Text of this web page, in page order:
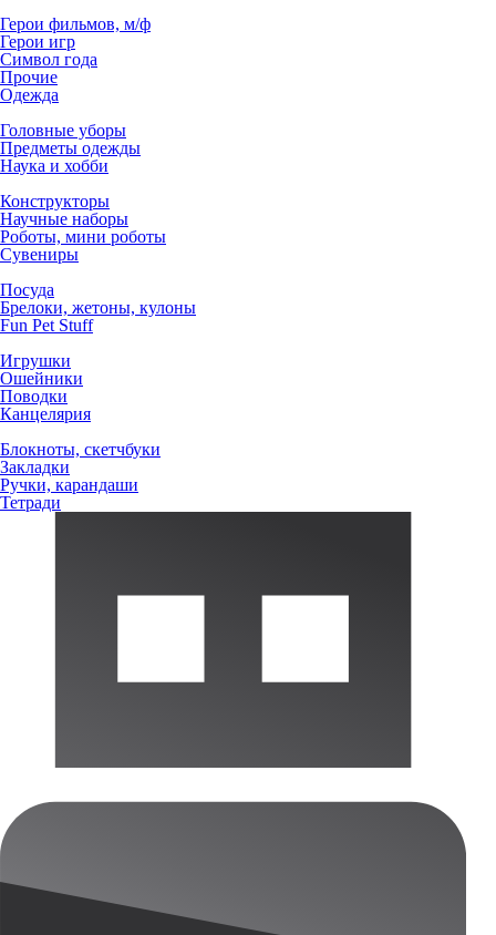
Герои фильмов, м/ф
Герои игр
Символ года
Прочие
Одежда
Головные уборы
Предметы одежды
Наука и хобби
Конструкторы
Научные наборы
Роботы, мини роботы
Сувениры
Посуда
Брелоки, жетоны, кулоны
Fun Pet Stuff
Игрушки
Ошейники
Поводки
Канцелярия
Блокноты, скетчбуки
Закладки
Ручки, карандаши
Тетради